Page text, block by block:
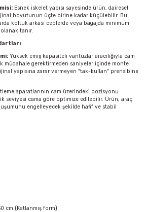
Esnek iskelet yapısı sayesinde ürün, dairesel
boyutunun üçte birine kadar küçülebilir. Bu
koltuk arkası ceplerde veya bagajda minimum
tanır.
Yüksek emiş kapasiteli vantuzlar aracılığıyla cam
müdahale gerektirmeden saniyeler içinde monte
yapısına zarar vermeyen "tak-kullan" prensibine
aparatlarının cam üzerindeki pozisyonu
seviyesi cama göre optimize edilebilir. Ürün, araç
engelleyecek şekilde hafif ve stabil
cm (Katlanmış form)